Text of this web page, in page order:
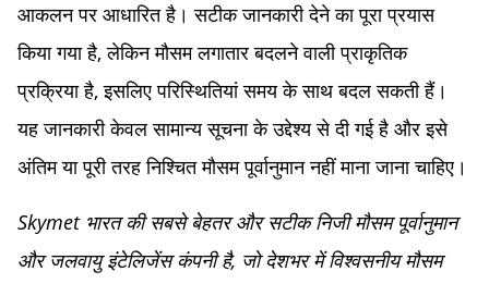
आकलन पर आधारित है। सटीक जानकारी देने का पूरा प्रयास
किया गया है, लेकिन मौसम लगातार बदलने वाली प्राकृतिक
प्रक्रिया है, इसलिए परिस्थितियां समय के साथ बदल सकती हैं।
यह जानकारी केवल सामान्य सूचना के उद्देश्य से दी गई है और इसे
अंतिम या पूरी तरह निश्चित मौसम पूर्वानुमान नहीं माना जाना चाहिए।
Skymet भारत की सबसे बेहतर और सटीक निजी मौसम पूर्वानुमान
और जलवायु इंटेलिजेंस कंपनी है, जो देशभर में विश्वसनीय मौसम